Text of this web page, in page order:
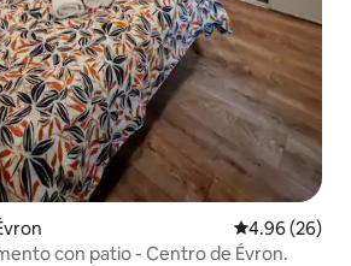
Calificación
4.96 (26)
con patio - Centro de Évron.